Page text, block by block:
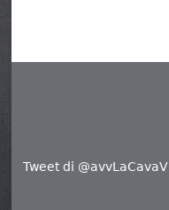
Tweet di @avvLaCavaV